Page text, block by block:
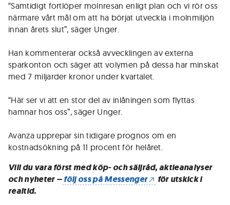
“Samtidigt fortlöper molnresan enligt plan och vi rör oss
närmare vårt mål om att ha börjat utveckla i molnmiljön
innan årets slut”, säger Unger.
Han kommenterar också avvecklingen av externa
sparkonton och säger att volymen på dessa har minskat
med 7 miljarder kronor under kvartalet.
“Här ser vi att en stor del av inlåningen som flyttas
hamnar hos oss”, säger Unger.
Avanza upprepar sin tidigare prognos om en
kostnadsökning på 11 procent för helåret.
Vill du vara först med köp- och säljråd, aktieanalyser
och nyheter –följ oss på Messenger
för utskick i
realtid.